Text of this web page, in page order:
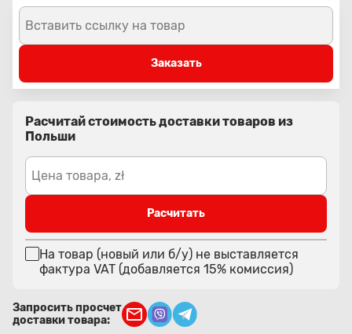
Вставить ссылку на товар
Заказать
Расчитай стоимость доставки товаров из
Польши
Цена товара, zł
Расчитать
На товар (новый или б/у) не выставляется
фактура VAT (добавляется 15% комиссия)
Запросить просчет
доставки товара: